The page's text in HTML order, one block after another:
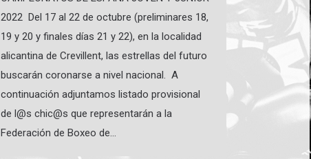
2022 Del 17 al 22 de octubre (preliminares 18,
19 y 20 y finales días 21 y 22), en la localidad
alicantina de Crevillent, las estrellas del futuro
buscarán coronarse a nivel nacional. A
continuación adjuntamos listado provisional
de l@s chic@s que representarán a la
Federación de Boxeo de…